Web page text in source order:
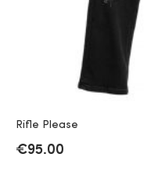
Rifle Please
€95.00